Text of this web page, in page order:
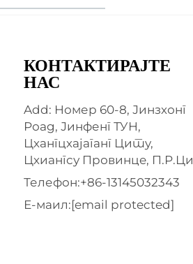
КОНТАКТИРАЈТЕ
НАС
Add: Номер 60-8, Јинзхонг
Роад, Јинфенг ТУН,
Цхангцхајаганг Цитy,
Цхиангсу Провинцe, П.Р.Ци
Телефон:+86-13145032343
Е-маил:[email protected]